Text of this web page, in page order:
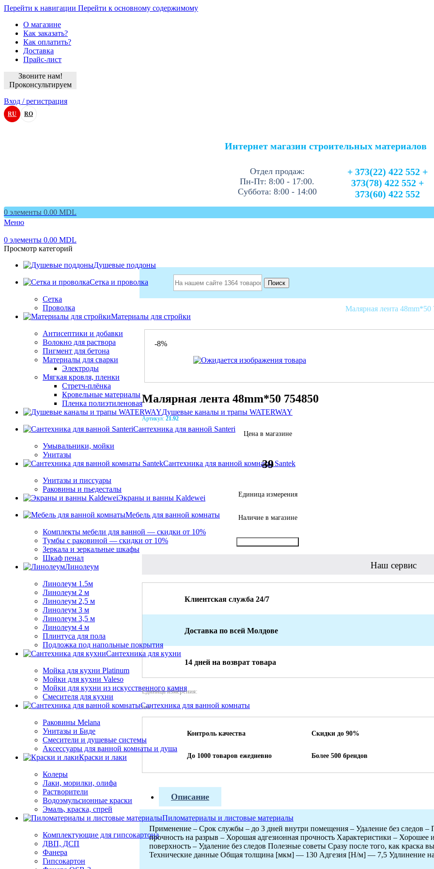
Перейти к навигации Перейти к основному содержимому
О магазине
Как заказать?
Как оплатить?
Доставка
Прайс-лист
Звоните нам!
Проконсультируем
Вход / регистрация
RU RO
Интернет магазин строительных материалов
Отдел продаж:
Пн-Пт: 8:00 - 17:00.
Суббота: 8:00 - 14:00
+ 373(22) 422 552 +
373(78) 422 552 +
373(60) 422 552
0 элементы 0.00 MDL
Меню
0 элементы 0.00 MDL
Просмотр категорий
Душевые поддоны
Сетка и проволка
Сетка
Проволка
Материалы для стройки
Антисептики и добавки
Волокно для раствора
Пигмент для бетона
Материалы для сварки
Электроды
Мягкая кровля, пленки
Стретч-плёнка
Кровельные материалы
Пленка полиэтиленовая
Душевые каналы и трапы WATERWAY
Сантехника для ванной Santeri
Умывальники, мойки
Унитазы
Сантехника для ванной комнаты Santek
Унитазы и писсуары
Раковины и пьедесталы
Экраны и ванны Kaldewei
Мебель для ванной комнаты
Комплекты мебели для ванной — скидки от 10%
Тумбы с раковиной — скидки от 10%
Зеркала и зеркальные шкафы
Шкаф пенал
Линолеум
Линолеум 1.5м
Линолеум 2 м
Линолеум 2,5 м
Линолеум 3 м
Линолеум 3,5 м
Линолеум 4 м
Плинтуса для пола
Подложка под напольные покрытия
Сантехника для кухни
Мойка для кухни Platinum
Мойки для кухни Valeso
Мойки для кухни из искусственного камня
Смесителя для кухни
Сантехника для ванной комнаты
Раковины Melana
Унитазы и Биде
Смесители и душевые системы
Аксессуары для ванной комнаты и душа
Краски и лаки
Колеры
Лаки, морилки, олифа
Растворители
Водоэмульсионные краски
Эмаль, краска, спрей
Пиломатериалы и листовые материалы
Комплектующие для гипсокартона
ДВП, ДСП
Фанера
Гипсокартон
Поиск
Малярная лента 48mm*50
-8%
Малярная лента 48mm*50 754850
Артикул: 21.92
Цена в магазине
39
Единица измерения
Наличие в магазине
Наш сервис
Клиентская служба 24/7
Доставка по всей Молдове
14 дней на возврат товара
Единица измерения:
buc
Контроль качества Скидки до 90%
До 1000 товаров ежедневно Более 500 брендов
Описание
Применение – Срок службы – до 3 дней внутри помещения – Удаление без следов
прочность на разрыв – Хорошая адгезионная прочность Характеристики –
поверхность – Удаление без следов Полезные советы Сразу после того, как краска
Технические данные Общая толщина [мкм] — 130 Адгезия [Н/м] — 7,5 Удлинение